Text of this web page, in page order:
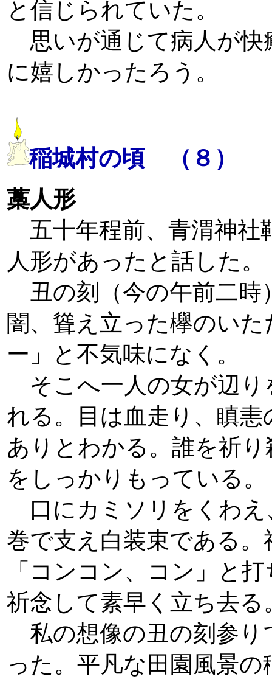
と信じられていた。
思いが通じて病人が快
に嬉しかったろう。
稲城村の頃 （８）
藁人形
五十年程前、青渭神社
人形があったと話した。
丑の刻（今の午前二時
闇、聳え立った欅のい
ー」と不気味になく。
そこへ一人の女が辺り
れる。目は血走り、瞋
ありとわかる。誰を祈
をしっかりもっている。
口にカミソリをくわえ
巻で支え白装束である
「コンコン、コン」と
祈念して素早く立ち去る
私の想像の丑の刻参り
った。平凡な田園風景